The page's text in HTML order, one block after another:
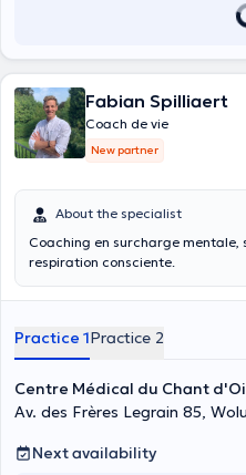
Fabian Spilliaert
Coach de vie
New partner
About the specialist
Coaching en surcharge mentale,
respiration consciente.
Practice 1Practice 2
Centre Médical du Chant
Av. des Frères Legrain 85,
Next availability